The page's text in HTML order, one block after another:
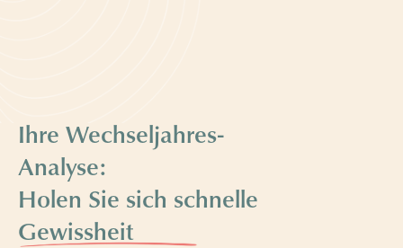
Ihre Wechseljahres-
Analyse:
Holen Sie sich schnelle
Gewissheit